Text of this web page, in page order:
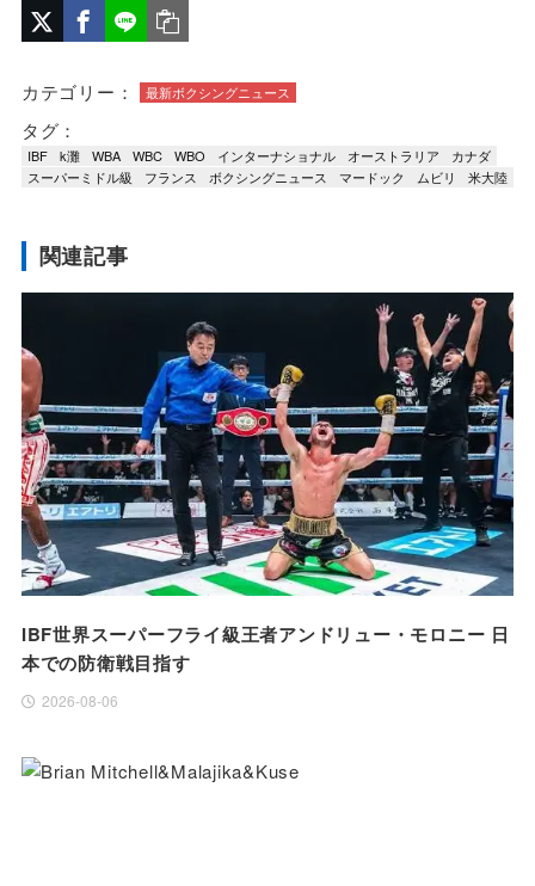
カテゴリー： 最新ボクシングニュース
タグ：
IBF k灘 WBA WBC WBO インターナショナル オーストラリア
カナダ
スーパーミドル級
フランス ボクシングニュース マードック ムビリ 米大陸
関連記事
IBF世界スーパーフライ級王者アンドリュー・モロニー 日
本での防衛戦目指す
2026-08-06